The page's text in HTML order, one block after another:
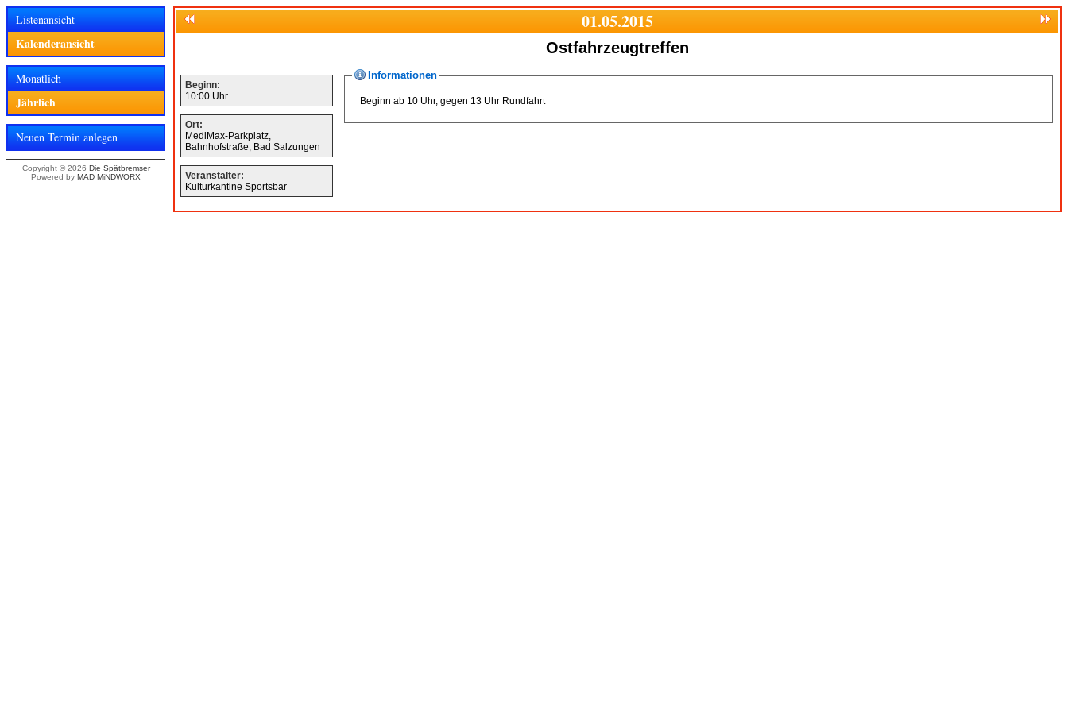
Listenansicht
Kalenderansicht
Monatlich
Jährlich
Neuen Termin anlegen
Copyright © 2026 Die Spätbremser
Powered by MAD MiNDWORX
01.05.2015
Ostfahrzeugtreffen
Beginn:
10:00 Uhr
Ort:
MediMax-Parkplatz,
Bahnhofstraße, Bad Salzungen
Veranstalter:
Kulturkantine Sportsbar
Informationen
Beginn ab 10 Uhr, gegen 13 Uhr Rundfahrt